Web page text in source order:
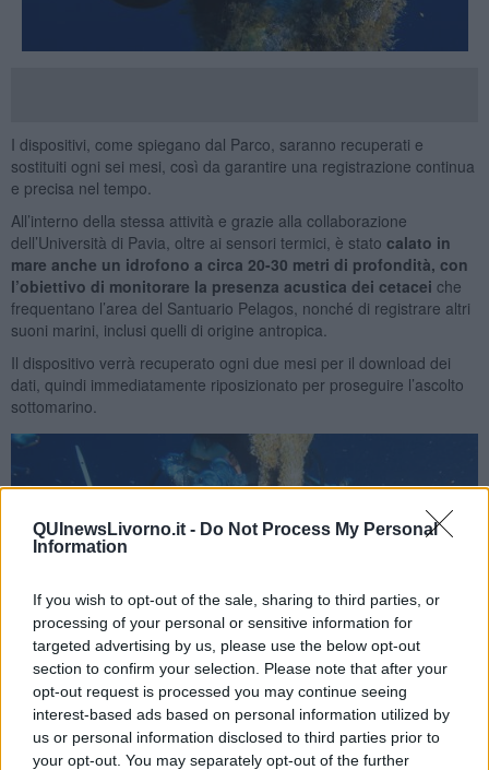
QUInewsLivorno.it - Do Not Process My Personal
Information
If you wish to opt-out of the sale, sharing to third parties, or
processing of your personal or sensitive information for
targeted advertising by us, please use the below opt-out
section to confirm your selection. Please note that after your
opt-out request is processed you may continue seeing
interest-based ads based on personal information utilized by
us or personal information disclosed to third parties prior to
your opt-out. You may separately opt-out of the further
I dispositivi, come spiegano dal Parco, saranno recuperati e
sostituiti ogni sei mesi, così da garantire una registrazione continua
e precisa nel tempo.
All’interno della stessa attività e grazie alla collaborazione
dell’Università di Pavia, oltre ai sensori termici, è stato calato in
mare anche un idrofono a circa 20-30 metri di profondità, con
l’obiettivo di monitorare la presenza acustica dei cetacei che
frequentano l’area del Santuario Pelagos, nonché di registrare altri
suoni marini, inclusi quelli di origine antropica.
Il dispositivo verrà recuperato ogni due mesi per il download dei
dati, quindi immediatamente riposizionato per proseguire l’ascolto
sottomarino.